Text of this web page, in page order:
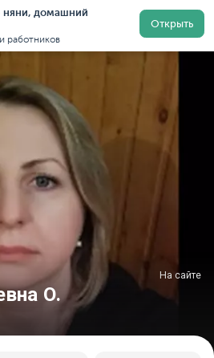
няни, домашний
работников
Открыть
Повара в Москве Повара у
О.
На сайте